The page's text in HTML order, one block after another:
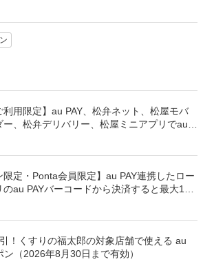
利用限定】au PAY、松弁ネット、松屋モバ
ー、松弁デリバリー、松屋ミニアプリでau
限定・Ponta会員限定】au PAY連携したロー
のau PAYバーコードから決済すると最大100
！くすりの福太郎の対象店舗で使える au
ン（2026年8月30日まで有効）